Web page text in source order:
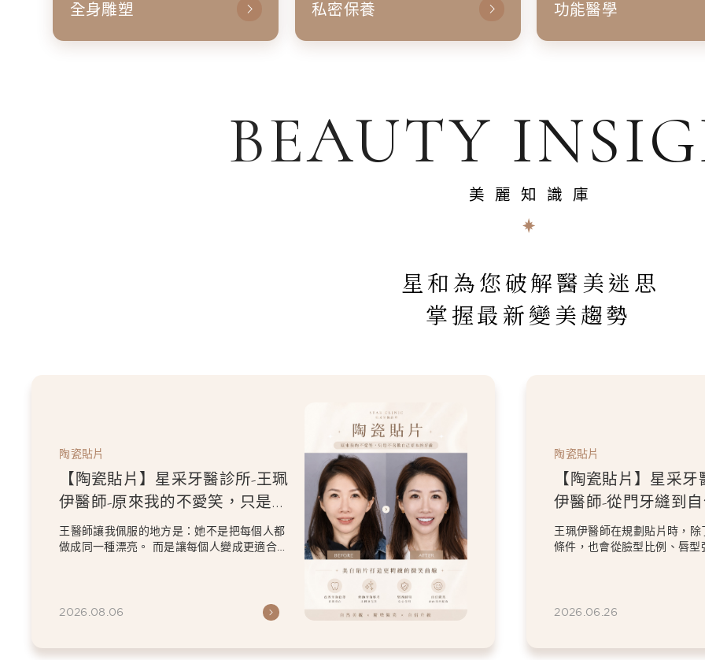
全身雕塑 私密保養 功能醫學
BEAUTY
美麗知識庫
星和為您破解醫美迷思
掌握最新變美趨勢
陶瓷貼片
【陶瓷貼片】星采牙醫診所-王珮
伊醫師-從門牙縫到自信笑容：美
白貼片打造更精緻的微笑曲線
王珮伊醫師在規劃貼片時，除了考量牙齒本身
條件，也會從臉型比例、唇型弧度、微笑方式
2026.06.26
陶瓷貼片
【陶瓷貼片】星采
伊醫師-「我不要把
掉。」，一場保留個
笑設計
過8顆全瓷冠與陶瓷貼片的設
意的顏色與修復問題，卻依然
2026.06.26